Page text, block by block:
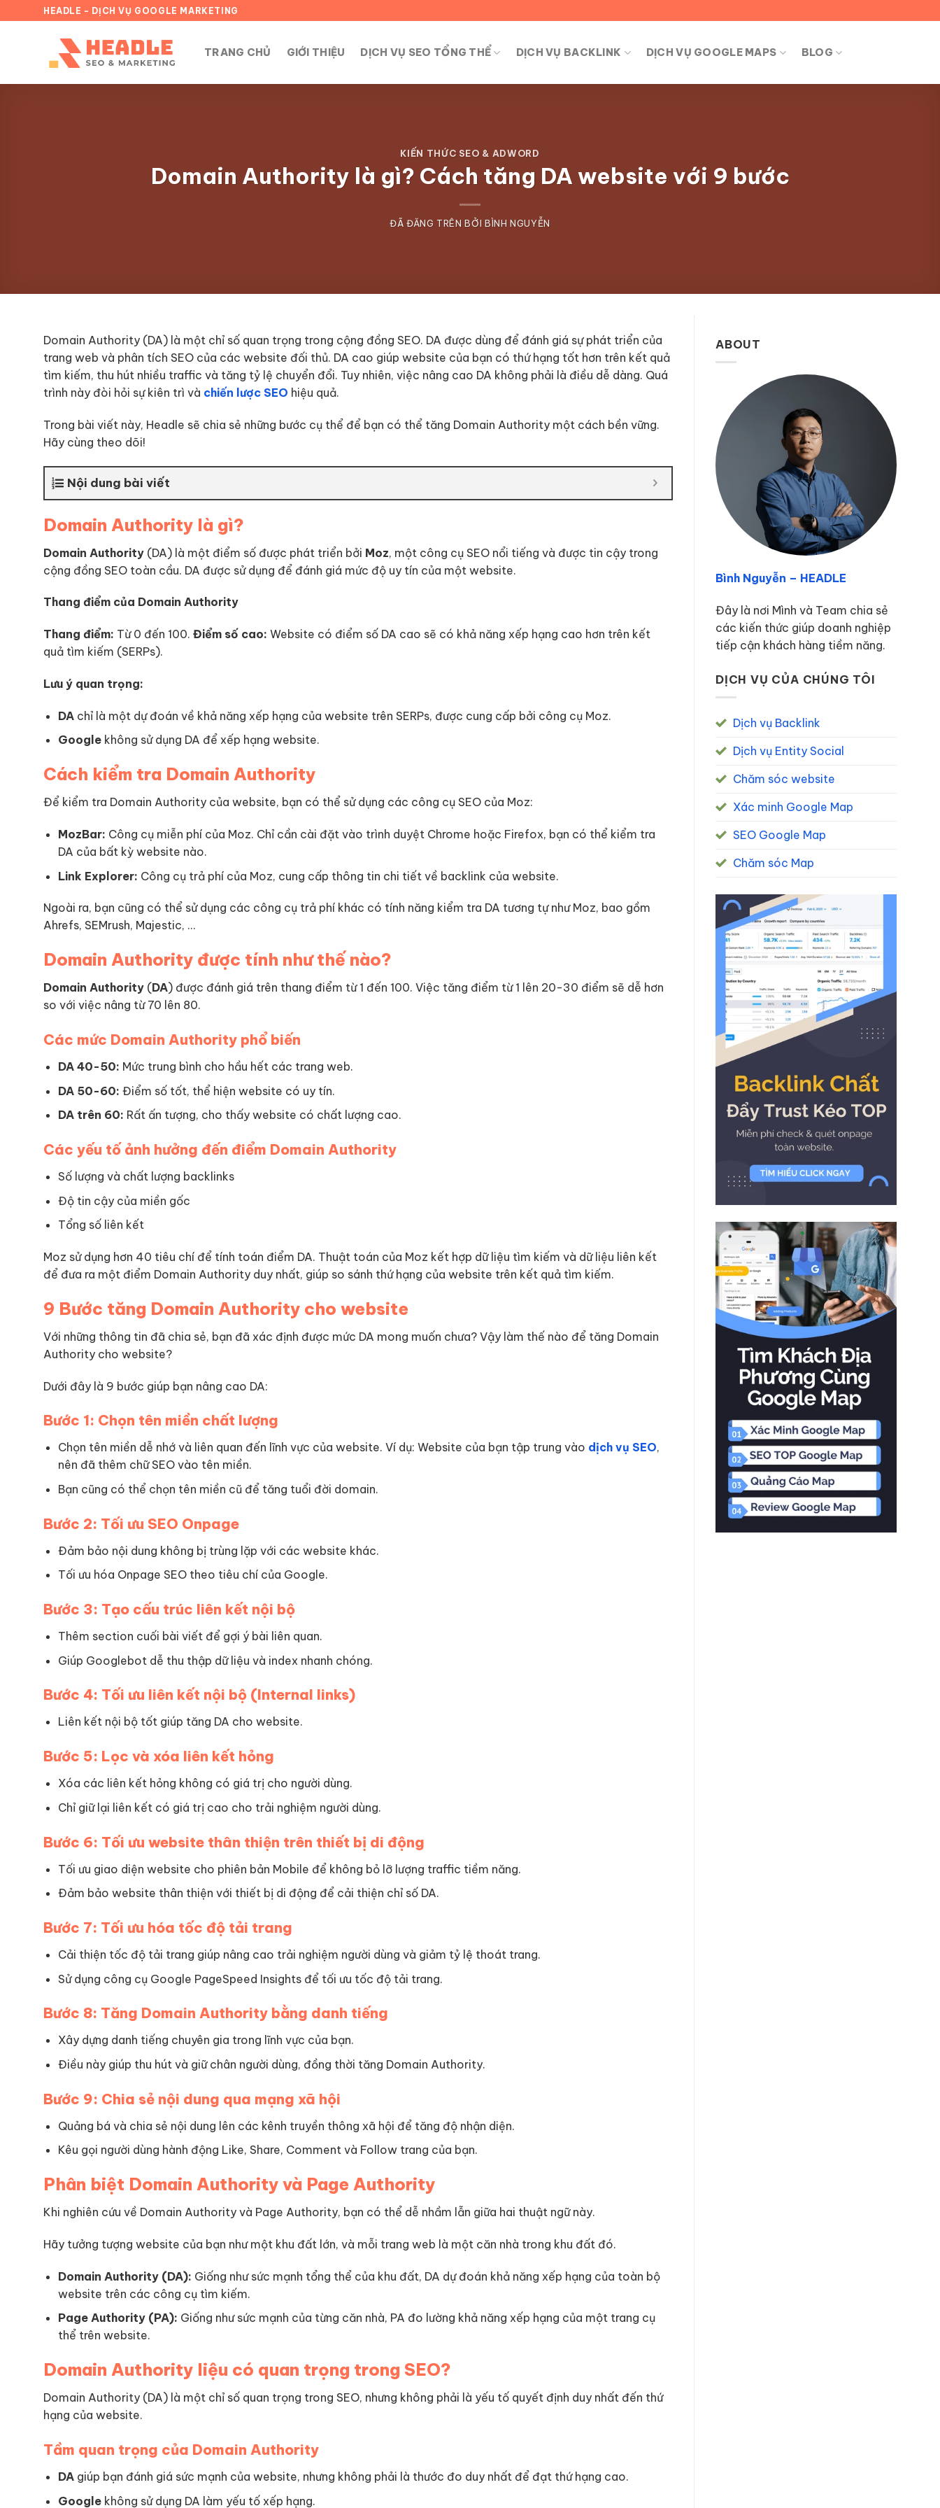
đến
HEADLE - DỊCH VỤ GOOGLE MARKETING
TRANG CHỦ GIỚI THIỆU DỊCH VỤ SEO TỔNG THỂ DỊCH VỤ BACKLINK DỊCH VỤ GOOGLE MAPS BLOG
KIẾN THỨC SEO & ADWORD
Domain Authority là gì? Cách tăng DA website với 9 bước
ĐÃ ĐĂNG TRÊNBỞI BÌNH NGUYỄN
Domain Authority (DA) là một chỉ số quan trọng trong cộng đồng SEO. DA được dùng để đánh giá sự phát triển của
trang web và phân tích SEO của các website đối thủ. DA cao giúp website của bạn có thứ hạng tốt hơn trên kết quả
tìm kiếm, thu hút nhiều traffic và tăng tỷ lệ chuyển đổi. Tuy nhiên, việc nâng cao DA không phải là điều dễ dàng. Quá
trình này đòi hỏi sự kiên trì và chiến lược SEO hiệu quả.
Trong bài viết này, Headle sẽ chia sẻ những bước cụ thể để bạn có thể tăng Domain Authority một cách bền vững.
Hãy cùng theo dõi!
Nội dung bài viết
Domain Authority là gì?
Domain Authority (DA) là một điểm số được phát triển bởi Moz, một công cụ SEO nổi tiếng và được tin cậy trong
cộng đồng SEO toàn cầu. DA được sử dụng để đánh giá mức độ uy tín của một website.
Thang điểm của Domain Authority
Thang điểm: Từ 0 đến 100. Điểm số cao: Website có điểm số DA cao sẽ có khả năng xếp hạng cao hơn trên kết
quả tìm kiếm (SERPs).
Lưu ý quan trọng:
DAchỉ là một dự đoán về khả năng xếp hạng của website trên SERPs, được cung cấp bởi công cụ Moz.
Googlekhông sử dụng DA để xếp hạng website.
Cách kiểm tra Domain Authority
Để kiểm tra Domain Authority của website, bạn có thể sử dụng các công cụ SEO của Moz:
MozBar: Công cụ miễn phí của Moz. Chỉ cần cài đặt vào trình duyệt Chrome hoặc Firefox, bạn có thể kiểm tra
DA của bất kỳ website nào.
Link Explorer: Công cụ trả phí của Moz, cung cấp thông tin chi tiết về backlink của website.
Ngoài ra, bạn cũng có thể sử dụng các công cụ trả phí khác có tính năng kiểm tra DA tương tự như Moz, bao gồm
Ahrefs, SEMrush, Majestic, …
Domain Authority được tính như thế nào?
Domain Authority (DA) được đánh giá trên thang điểm từ 1 đến 100. Việc tăng điểm từ 1 lên 20-30 điểm sẽ dễ hơn
so với việc nâng từ 70 lên 80.
Các mức Domain Authority phổ biến
DA 40-50: Mức trung bình cho hầu hết các trang web.
DA 50-60: Điểm số tốt, thể hiện website có uy tín.
DA trên 60: Rất ấn tượng, cho thấy website có chất lượng cao.
Các yếu tố ảnh hưởng đến điểm Domain Authority
Số lượng và chất lượng backlinks
Độ tin cậy của miền gốc
Tổng số liên kết
Moz sử dụng hơn 40 tiêu chí để tính toán điểm DA. Thuật toán của Moz kết hợp dữ liệu tìm kiếm và dữ liệu liên kết
để đưa ra một điểm Domain Authority duy nhất, giúp so sánh thứ hạng của website trên kết quả tìm kiếm.
9 Bước tăng Domain Authority cho website
Với những thông tin đã chia sẻ, bạn đã xác định được mức DA mong muốn chưa? Vậy làm thế nào để tăng Domain
Authority cho website?
Dưới đây là 9 bước giúp bạn nâng cao DA:
Bước 1: Chọn tên miền chất lượng
Chọn tên miền dễ nhớ và liên quan đến lĩnh vực của website. Ví dụ: Website của bạn tập trung vào dịch vụ SEO,
nên đã thêm chữ SEO vào tên miền.
Bạn cũng có thể chọn tên miền cũ để tăng tuổi đời domain.
Bước 2: Tối ưu SEO Onpage
Đảm bảo nội dung không bị trùng lặp với các website khác.
Tối ưu hóa Onpage SEO theo tiêu chí của Google.
Bước 3: Tạo cấu trúc liên kết nội bộ
Thêm section cuối bài viết để gợi ý bài liên quan.
Giúp Googlebot dễ thu thập dữ liệu và index nhanh chóng.
Bước 4: Tối ưu liên kết nội bộ (Internal links)
Liên kết nội bộ tốt giúp tăng DA cho website.
Bước 5: Lọc và xóa liên kết hỏng
Xóa các liên kết hỏng không có giá trị cho người dùng.
Chỉ giữ lại liên kết có giá trị cao cho trải nghiệm người dùng.
Bước 6: Tối ưu website thân thiện trên thiết bị di động
Tối ưu giao diện website cho phiên bản Mobile để không bỏ lỡ lượng traffic tiềm năng.
Đảm bảo website thân thiện với thiết bị di động để cải thiện chỉ số DA.
Bước 7: Tối ưu hóa tốc độ tải trang
Cải thiện tốc độ tải trang giúp nâng cao trải nghiệm người dùng và giảm tỷ lệ thoát trang.
Sử dụng công cụ Google PageSpeed Insights để tối ưu tốc độ tải trang.
Bước 8: Tăng Domain Authority bằng danh tiếng
Xây dựng danh tiếng chuyên gia trong lĩnh vực của bạn.
Điều này giúp thu hút và giữ chân người dùng, đồng thời tăng Domain Authority.
Bước 9: Chia sẻ nội dung qua mạng xã hội
Quảng bá và chia sẻ nội dung lên các kênh truyền thông xã hội để tăng độ nhận diện.
Kêu gọi người dùng hành động Like, Share, Comment và Follow trang của bạn.
Phân biệt Domain Authority và Page Authority
Khi nghiên cứu về Domain Authority và Page Authority, bạn có thể dễ nhầm lẫn giữa hai thuật ngữ này.
Hãy tưởng tượng website của bạn như một khu đất lớn, và mỗi trang web là một căn nhà trong khu đất đó.
Domain Authority (DA): Giống như sức mạnh tổng thể của khu đất, DA dự đoán khả năng xếp hạng của toàn bộ
website trên các công cụ tìm kiếm.
Page Authority (PA): Giống như sức mạnh của từng căn nhà, PA đo lường khả năng xếp hạng của một trang cụ
thể trên website.
Domain Authority liệu có quan trọng trong SEO?
Domain Authority (DA) là một chỉ số quan trọng trong SEO, nhưng không phải là yếu tố quyết định duy nhất đến thứ
hạng của website.
Tầm quan trọng của Domain Authority
DAgiúp bạn đánh giá sức mạnh của website, nhưng không phải là thước đo duy nhất để đạt thứ hạng cao.
Googlekhông sử dụng DA làm yếu tố xếp hạng.
ABOUT
Bình Nguyễn – HEADLE
Đây là nơi Mình và Team chia sẻ
các kiến thức giúp doanh nghiệp
tiếp cận khách hàng tiềm năng.
DỊCH VỤ CỦA CHÚNG TÔI
Dịch vụ Backlink
Dịch vụ Entity Social
Chăm sóc website
Xác minh Google Map
SEO Google Map
Chăm sóc Map